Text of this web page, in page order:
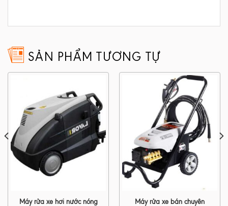
SẢN PHẨM TƯƠNG TỰ
Máy rửa xe hơi nước nóng
Máy rửa xe bán chuyên